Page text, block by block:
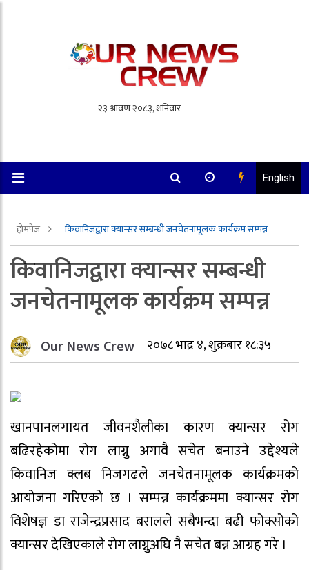
English
होमपेज किवानिजद्वारा क्यान्सर सम्बन्धी जनचेतनामूलक कार्यक्रम सम्पन्न
किवानिजद्वारा क्यान्सर सम्बन्धी
जनचेतनामूलक कार्यक्रम सम्पन्न
Our News Crew २०७८ भाद्र ४, शुक्रबार १८:३५
खानपानलगायत जीवनशैलीका कारण क्यान्सर रोग
बढिरहेकोमा रोग लाग्नु अगावै सचेत बनाउने उद्देश्यले
किवानिज क्लब निजगढले जनचेतनामूलक कार्यक्रमको
आयोजना गरिएको छ । सम्पन्न कार्यक्रममा क्यान्सर रोग
विशेषज्ञ डा राजेन्द्रप्रसाद बरालले सबैभन्दा बढी फोक्सोको
क्यान्सर देखिएकाले रोग लाग्नुअघि नै सचेत बन्न आग्रह गरे ।